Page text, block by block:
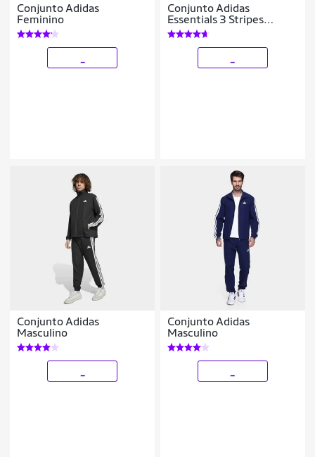
Conjunto Adidas
Feminino
Conjunto Adidas
Essentials 3 Stripes
Feminino
Conjunto Adidas
Masculino
Conjunto Adidas
Masculino